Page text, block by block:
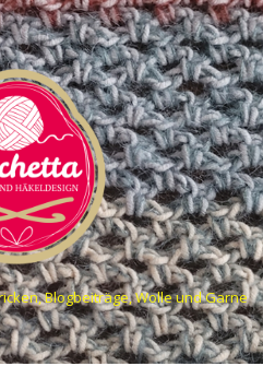
Blogbeiträge, Wolle und Garne